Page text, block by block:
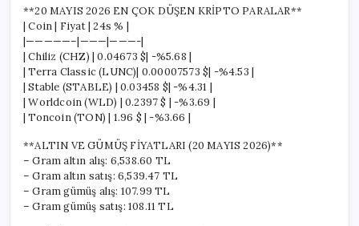
**20 MAYIS 2026 EN ÇOK DÜŞEN KRİPTO PARALAR**
| Coin | Fiyat | 24s % |
|—————–|———|———-|
| Chiliz (CHZ) | 0.04673 $| -%5.68 |
| Terra Classic (LUNC)| 0.00007573 $| -%4.53 |
| Stable (STABLE) | 0.03458 $| -%4.31 |
| Worldcoin (WLD) | 0.2397 $ | -%3.69 |
| Toncoin (TON) | 1.96 $ | -%3.66 |
**ALTIN VE GÜMÜŞ FİYATLARI (20 MAYIS 2026)**
– Gram altın alış: 6,538.60 TL
– Gram altın satış: 6,539.47 TL
– Gram gümüş alış: 107.99 TL
– Gram gümüş satış: 108.11 TL